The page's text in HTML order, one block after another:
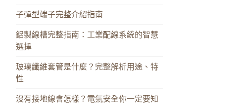
子彈型端子完整介紹指南
鋁製線槽完整指南：工業配線系統的智慧
選擇
玻璃纖維套管是什麼？完整解析用途、特
性
沒有接地線會怎樣？電氣安全你一定要知